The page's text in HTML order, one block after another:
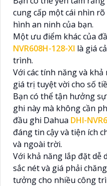
cung cấp một cái nhìn
hình an ninh của bạn.
Một ưu điểm khác của
NVR608H-128-XI là giá
trình.
Với các tính năng và
giá trị tuyệt vời cho số
Bạn có thể tận hưởng
ghi này mà không cần
đầu ghi Dahua DHI-
đáng tin cậy và tiện ích
và ngoài trời.
Với khả năng lắp đặt dễ
sắc nét và giá phải
tưởng cho nhiều công